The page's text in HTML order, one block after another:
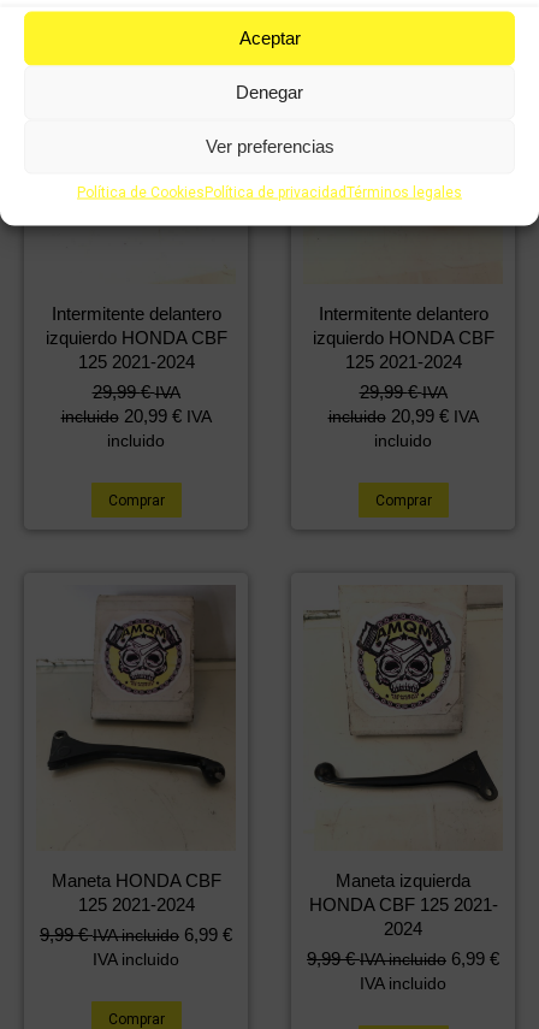
Aceptar
Denegar
Ver preferencias
Política de CookiesPolítica de privacidadTérminos legales
Intermitente delantero
izquierdo HONDA CBF
125 2021-2024
29,99€ IVA
incluido 20,99 € IVA
incluido
Comprar
Intermitente delantero
izquierdo HONDA CBF
125 2021-2024
29,99€ IVA
incluido 20,99 € IVA
incluido
Comprar
Maneta HONDA CBF
125 2021-2024
9,99€ IVA incluido 6,99 €
IVA incluido
Comprar
Maneta izquierda
HONDA CBF 125 2021-
2024
9,99€ IVA incluido 6,99 €
IVA incluido